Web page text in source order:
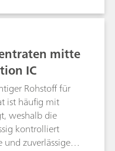
mitte
IC
Rohstoff für
ist häufig mit
weshalb die
kontrolliert
zuverlässige